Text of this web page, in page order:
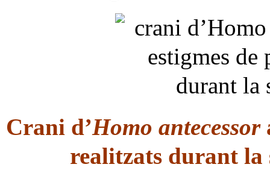
Crani d’Homo antecessor
realitzats durant